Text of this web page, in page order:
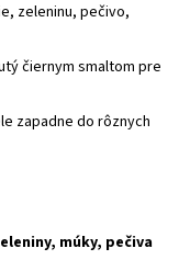
zeleninu, pečivo,
čiernym smaltom pre
zapadne do rôznych
múky, pečiva